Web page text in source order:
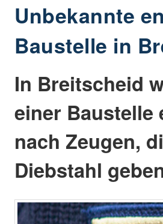
Unbekannte
Baustelle in
In Breitscheid
einer Baustelle
nach Zeugen,
Diebstahl